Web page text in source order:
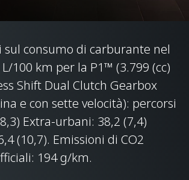
UE
194g/km
consumo di carburante nel
100 km per la P1™ (3.799 (cc)
Shift Dual Clutch Gearbox
e con sette velocità): percorsi
Extra-urbani: 38,2 (7,4)
(10,7). Emissioni di CO2
194 g/km.